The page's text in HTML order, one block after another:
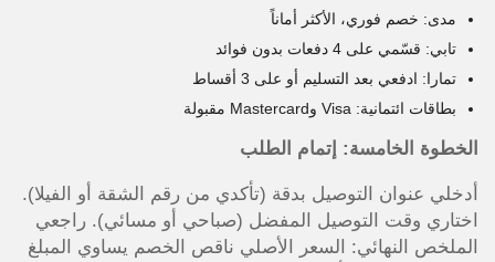
مدى: خصم فوري، الأكثر أماناً
تابي: قسّمي على 4 دفعات بدون فوائد
تمارا: ادفعي بعد التسليم أو على 3 أقساط
بطاقات ائتمانية: Visa وMastercard مقبولة
الخطوة الخامسة: إتمام الطلب
أدخلي عنوان التوصيل بدقة (تأكدي من رقم الشقة أو الفيلا).
اختاري وقت التوصيل المفضل (صباحي أو مسائي). راجعي
الملخص النهائي: السعر الأصلي ناقص الخصم يساوي المبلغ